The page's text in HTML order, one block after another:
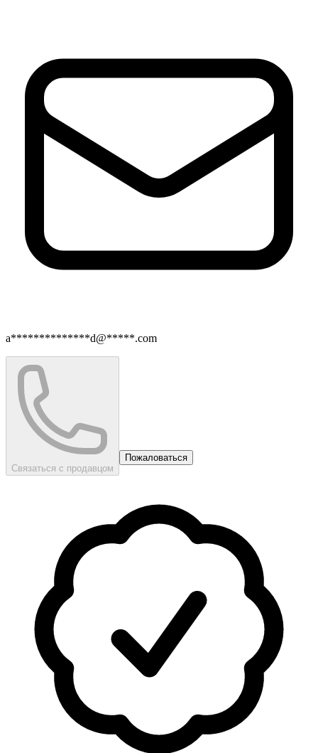
a**************d@*****.com
Связаться с продавцом
Пожаловаться